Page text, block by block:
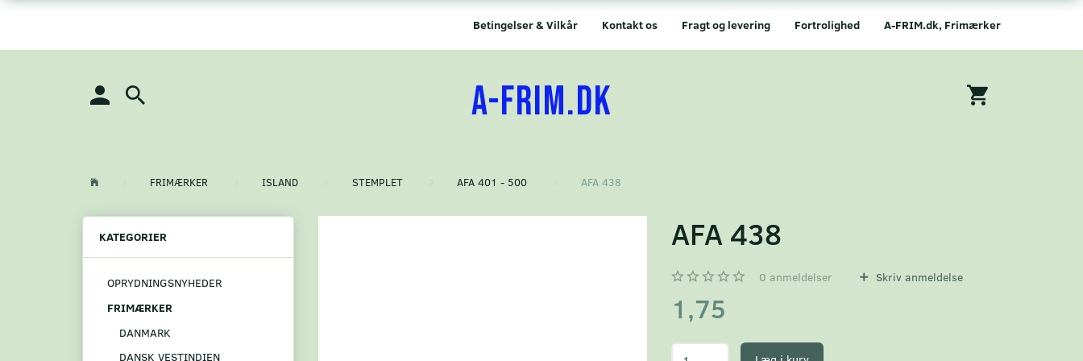
A-FRIM.dk, Frimærker
Fortrolighed
Fragt og levering
Kontakt os
Betingelser & Vilkår
A-FRIM.DK
FRIMÆRKER ISLAND STEMPLET AFA 401 - 500 AFA 438
KATEGORIER
OPRYDNINGSNYHEDER
FRIMÆRKER
DANMARK
DANSK VESTINDIEN
AFA 438
0 anmeldelser Skriv anmeldelse
1,75